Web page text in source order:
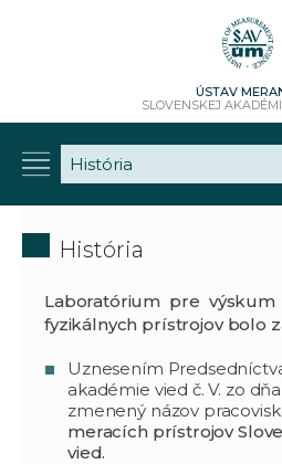
ÚSTAV
SLOVENSKEJ
História
Laboratórium pre
fyzikálnych prístrojov bolo
Uznesením
akadémie vied č. V. zo dňa
zmenený názov
meracích prístrojov
vied.